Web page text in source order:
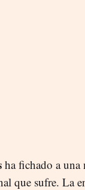
ha fichado a una
que sufre. La